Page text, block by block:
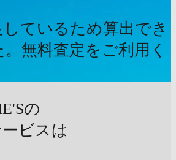
ているため算出でき
無料査定をご利用く
の
ビスは